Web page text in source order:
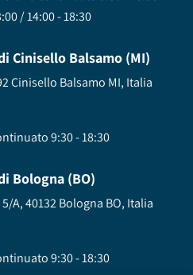
/ 14:00 - 18:30
Cinisello Balsamo (MI)
Cinisello Balsamo MI, Italia
9:30 - 18:30
Bologna (BO)
A, 40132 Bologna BO, Italia
9:30 - 18:30